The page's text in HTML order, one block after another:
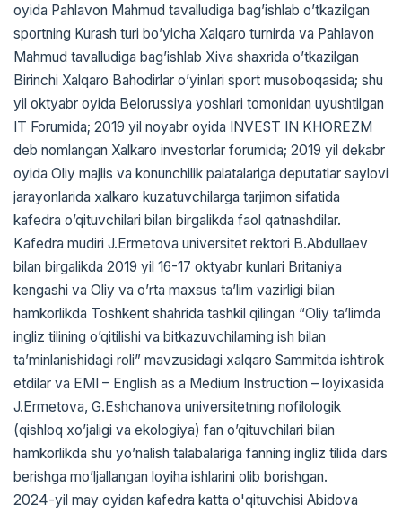
oyida Pahlavon Mahmud tavalludiga bagʼishlab oʼtkazilgan
sportning Kurash turi boʼyicha Xalqaro turnirda va Pahlavon
Mahmud tavalludiga bagʼishlab Xiva shaxrida oʼtkazilgan
Birinchi Xalqaro Bahodirlar oʼyinlari sport musoboqasida; shu
yil oktyabr oyida Belorussiya yoshlari tomonidan uyushtilgan
IT Forumida; 2019 yil noyabr oyida INVEST IN KHOREZM
deb nomlangan Xalkaro investorlar forumida; 2019 yil dekabr
oyida Oliy majlis va konunchilik palatalariga deputatlar saylovi
jarayonlarida xalkaro kuzatuvchilarga tarjimon sifatida
kafedra oʼqituvchilari bilan birgalikda faol qatnashdilar.
Kafedra mudiri J.Ermetova universitet rektori B.Аbdullaev
bilan birgalikda 2019 yil 16-17 oktyabr kunlari Britaniya
kengashi va Oliy va oʼrta maxsus taʼlim vazirligi bilan
hamkorlikda Toshkent shahrida tashkil qilingan “Oliy taʼlimda
ingliz tilining oʼqitilishi va bitkazuvchilarning ish bilan
taʼminlanishidagi roli” mavzusidagi xalqaro Sammitda ishtirok
etdilar va EMI – English as a Medium Instruction – loyixasida
J.Ermetova, G.Eshchanova universitetning nofilologik
(qishloq xoʼjaligi va ekologiya) fan oʼqituvchilari bilan
hamkorlikda shu yoʼnalish talabalariga fanning ingliz tilida dars
berishga moʼljallangan loyiha ishlarini olib borishgan.
2024-yil may oyidan kafedra katta o'qituvchisi Abidova